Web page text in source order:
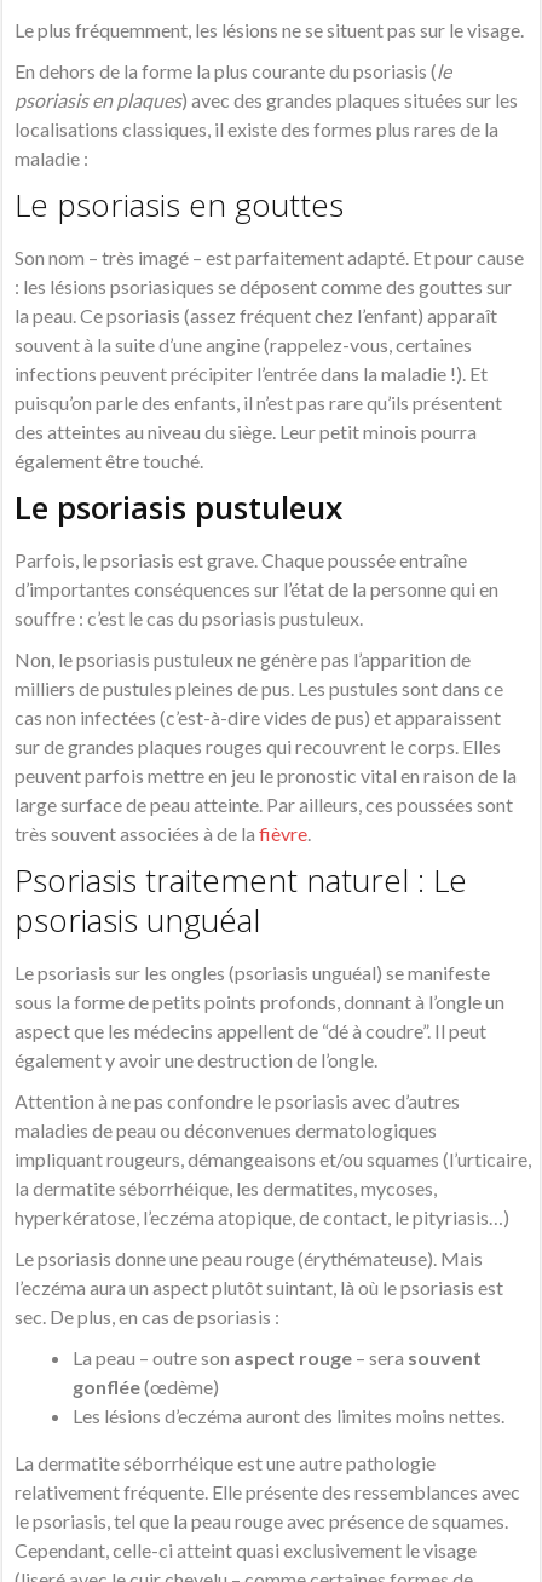
Le plus fréquemment, les lésions ne se situent pas sur le visage.
En dehors de la forme la plus courante du psoriasis (le
psoriasis en plaques) avec des grandes plaques situées sur les
localisations classiques, il existe des formes plus rares de la
maladie :
Le psoriasis en gouttes
Son nom – très imagé – est parfaitement adapté. Et pour cause
: les lésions psoriasiques se déposent comme des gouttes sur
la peau. Ce psoriasis (assez fréquent chez l’enfant) apparaît
souvent à la suite d’une angine (rappelez-vous, certaines
infections peuvent précipiter l’entrée dans la maladie !). Et
puisqu’on parle des enfants, il n’est pas rare qu’ils présentent
des atteintes au niveau du siège. Leur petit minois pourra
également être touché.
Le psoriasis pustuleux
Parfois, le psoriasis est grave. Chaque poussée entraîne
d’importantes conséquences sur l’état de la personne qui en
souffre : c’est le cas du psoriasis pustuleux.
Non, le psoriasis pustuleux ne génère pas l’apparition de
milliers de pustules pleines de pus. Les pustules sont dans ce
cas non infectées (c’est-à-dire vides de pus) et apparaissent
sur de grandes plaques rouges qui recouvrent le corps. Elles
peuvent parfois mettre en jeu le pronostic vital en raison de la
large surface de peau atteinte. Par ailleurs, ces poussées sont
très souvent associées à de lafièvre
Psoriasis traitement naturel : Le
psoriasis unguéal
Le psoriasis sur les ongles (psoriasis unguéal) se manifeste
sous la forme de petits points profonds, donnant à l’ongle un
aspect que les médecins appellent de “dé à coudre”. Il peut
également y avoir une destruction de l’ongle.
Attention à ne pas confondre le psoriasis avec d’autres
maladies de peau ou déconvenues dermatologiques
impliquant rougeurs, démangeaisons et/ou squames (l’urticaire,
la dermatite séborrhéique, les dermatites, mycoses,
hyperkératose, l’eczéma atopique, de contact, le pityriasis…)
Le psoriasis donne une peau rouge (érythémateuse). Mais
l’eczéma aura un aspect plutôt suintant, là où le psoriasis est
sec. De plus, en cas de psoriasis :
La peau – outre son aspect rouge – sera souvent
gonflée(œdème)
Les lésions d’eczéma auront des limites moins nettes.
La dermatite séborrhéique est une autre pathologie
relativement fréquente. Elle présente des ressemblances avec
le psoriasis, tel que la peau rouge avec présence de squames.
Cependant, celle-ci atteint quasi exclusivement le visage